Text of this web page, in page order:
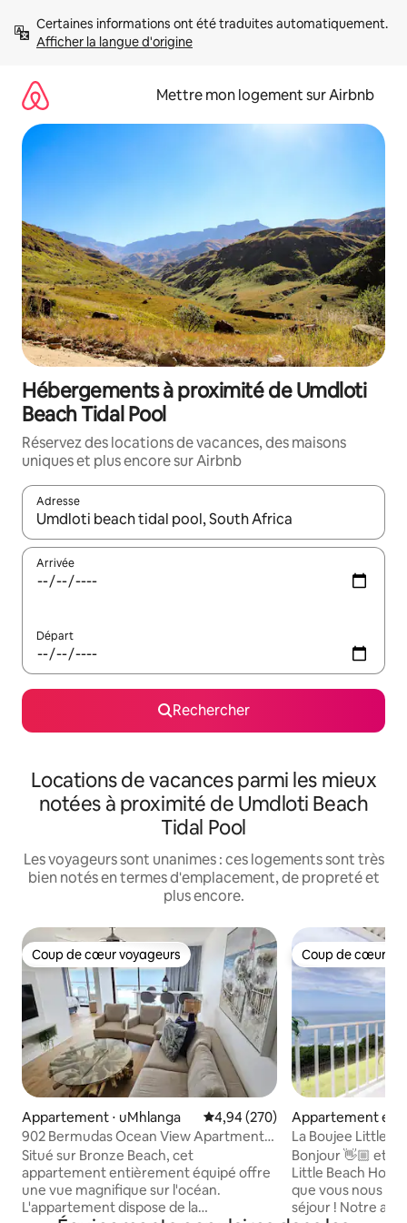
directement
Afficher la langue d'origine
Mettre mon logement sur Airbnb
Hébergements à proximité de Umdloti
Beach Tidal Pool
Réservez des locations de vacances, des maisons
uniques et plus encore sur Airbnb
Adresse
Lorsque les résultats s'affichent, utilisez les flèches vers le
Arrivée
Départ
Rechercher
Locations de vacances parmi les mieux
notées à proximité de Umdloti Beach
Tidal Pool
Les voyageurs sont unanimes : ces logements sont très
bien notés en termes d'emplacement, de propreté et
plus encore.
Coup de cœur voyageurs
Coup de cœur voyageurs
Appartement ⋅ uMhlanga Évaluation moyenne sur la
4,94 (270)
902 Bermudas Ocean View Apartment,
Umhlanga
Situé sur Bronze Beach, cet
appartement entièrement équipé offre
une vue magnifique sur l'océan.
L'appartement dispose de la
Coup de cœur
Coup de cœur
Appartement en
⋅ eMdloti
La Boujee Little
Bonjour 👋🏼 et bienvenue à The Boujee
Little Beach
que vous nous
séjour ! Notre appartement moderne